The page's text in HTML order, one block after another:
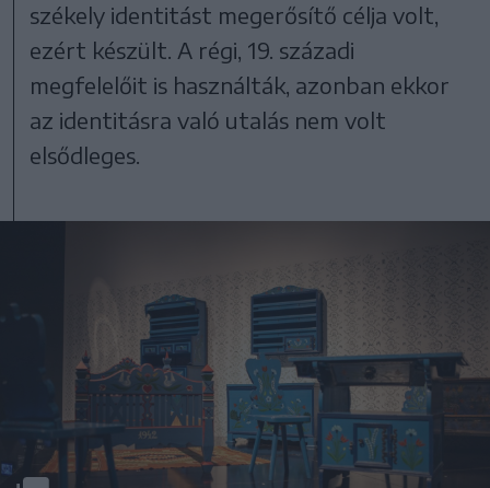
székely identitást megerősítő célja volt,
ezért készült. A régi, 19. századi
megfelelőit is használták, azonban ekkor
az identitásra való utalás nem volt
elsődleges.